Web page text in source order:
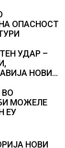
ОПАСНОСТ
УДАР –
НОВИ
ВО
МОЖЕЛЕ
ЕУ
НОВИ